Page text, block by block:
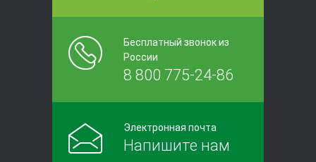
Бесплатный звонок из
России
8 800 775-24-86
Электронная почта
Напишите нам